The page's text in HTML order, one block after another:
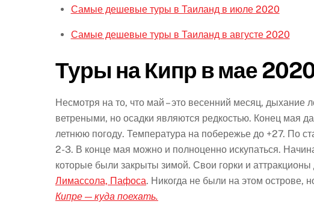
Самые дешевые туры в Таиланд в июле 2020
Самые дешевые туры в Таиланд в августе 2020
Туры на Кипр в мае
Несмотря на то, что май – это весенний месяц, дыхание
ветреными, но осадки являются редкостью. Конец мая
летнюю погоду. Температура на побережье до +27. По
2-3. В конце мая можно и полноценно искупаться.
которые были закрыты зимой. Свои горки и аттракционы
Лимассола, Пафоса. Никогда не были на этом острове,
Кипре — куда поехать.